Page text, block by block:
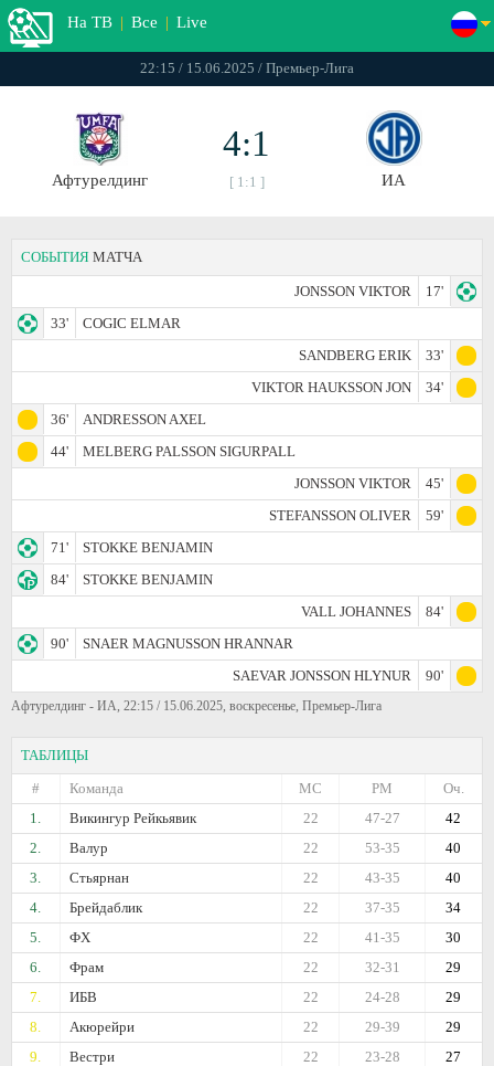
На ТВ | Все | Live
22:15 / 15.06.2025 / Премьер-Лига
Афтурелдинг
4:1
[ 1:1 ] ИА
СОБЫТИЯ МАТЧА
JONSSON VIKTOR
17'
33'
COGIC ELMAR
SANDBERG ERIK
33'
VIKTOR HAUKSSON JON
34'
36'
ANDRESSON AXEL
44'
MELBERG PALSSON SIGURPALL
JONSSON VIKTOR
45'
STEFANSSON OLIVER
59'
71'
STOKKE BENJAMIN
84'
STOKKE BENJAMIN
VALL JOHANNES
84'
90'
SNAER MAGNUSSON HRANNAR
SAEVAR JONSSON HLYNUR
90'
Афтурелдинг - ИА, 22:15 / 15.06.2025, воскресенье, Премьер-Лига
ТАБЛИЦЫ
#
Команда Оч.
РМ
МС
1.
Викингур Рейкьявик 42
47-27
22
2.
Валур 40
53-35
22
3.
Стьярнан 40
43-35
22
4.
Брейдаблик 34
37-35
22
5.
ФХ 30
41-35
22
6.
Фрам 29
32-31
22
7.
ИБВ 29
24-28
22
8.
Акюрейри 29
29-39
22
9.
Вестри 27
23-28
22